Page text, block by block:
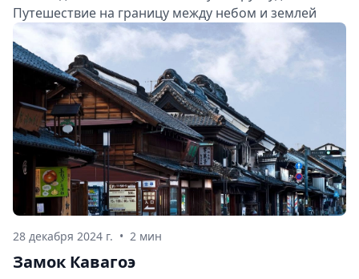
Путешествие на границу между небом и землей
28 декабря 2024 г. • 2 мин
Замок Кавагоэ